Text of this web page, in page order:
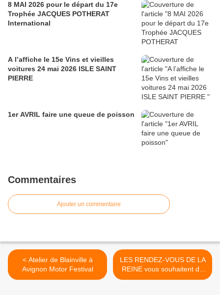
8 MAI 2026 pour le départ du 17e
Trophée JACQUES POTHERAT
International
A l’affiche le 15e Vins et vieilles
voitures 24 mai 2026 ISLE SAINT
PIERRE
1er AVRIL faire une queue de poisson
Commentaires
Ajouter un commentaire
< Atelier de Blainville à
Avignon Motor Festival
LES RENDEZ-VOUS DE LA
REINE vous souhaitent de
Joyeuses Pâques >